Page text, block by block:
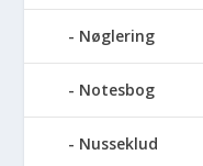
Nøglering
Notesbog
Nusseklud